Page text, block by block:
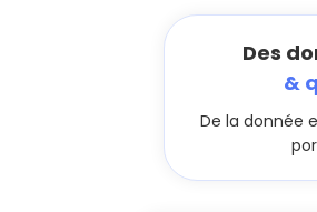
Des
&
De la donnée